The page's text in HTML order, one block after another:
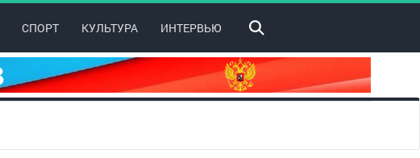
СПОРТ КУЛЬТУРА ИНТЕРВЬЮ